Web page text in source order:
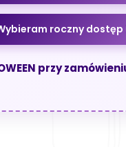
roczny dostęp
przy